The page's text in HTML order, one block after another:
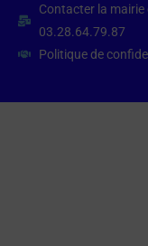
Contacter la mairie
03.28.64.79.87
Politique de